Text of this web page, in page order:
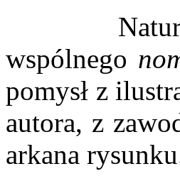
wspólnego
pomysł z
autora, z
arkana